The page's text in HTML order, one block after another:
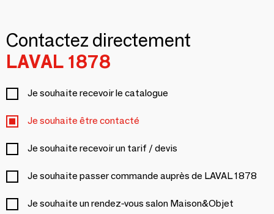
Contactez directement
LAVAL 1878
Je souhaite recevoir le catalogue
Je souhaite être contacté
Je souhaite recevoir un tarif / devis
Je souhaite passer commande auprès de LAVAL 1878
Je souhaite un rendez-vous salon Maison&Objet